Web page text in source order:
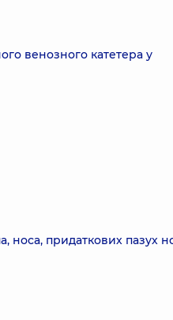
венозного катетера у
носа, придаткових пазух